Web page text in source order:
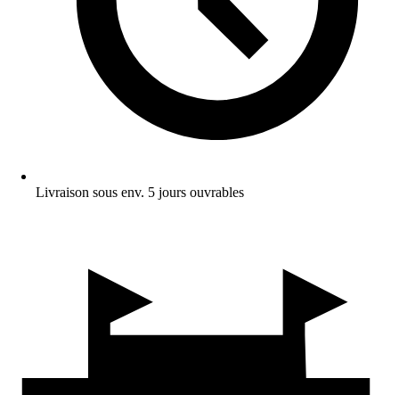
Livraison sous env. 5 jours ouvrables